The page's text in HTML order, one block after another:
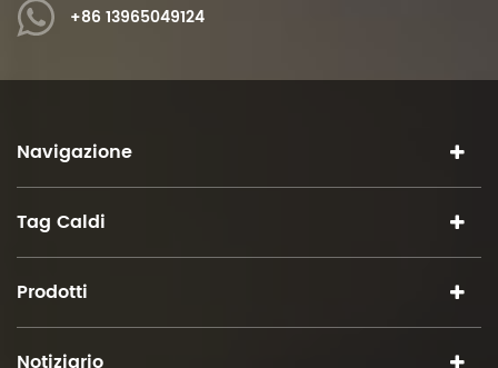
+86 13965049124
Navigazione
Tag Caldi
Prodotti